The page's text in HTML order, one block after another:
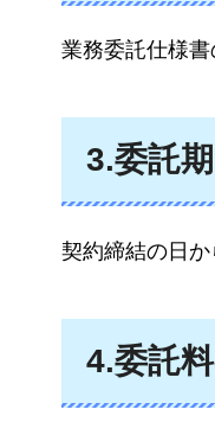
業務委託仕様書
3.委託
契約締結の日
4.委託